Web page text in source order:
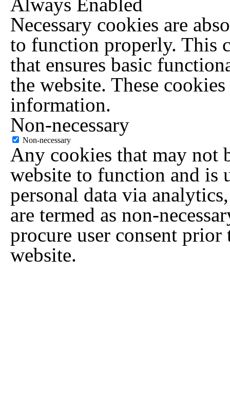
Necessary cookies are
to function properly. This
that ensures basic
the website. These
information.
Non-necessary
Non-necessary
Any cookies that may not
website to function and is
personal data via
are termed as non-
procure user consent
website.